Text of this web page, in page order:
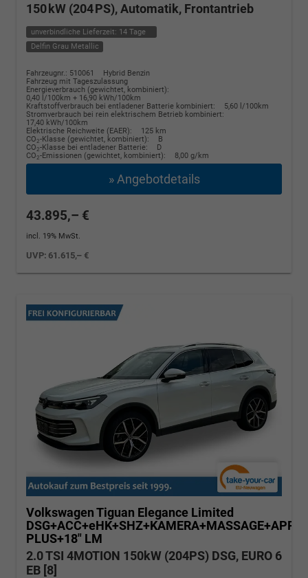
150 kW (204 PS), Automatik, Frontantrieb
unverbindliche Lieferzeit: 14 Tage
Delfin Grau Metallic
Fahrzeugnr.: 510061
Hybrid Benzin
Fahrzeug mit Tageszulassung
Energieverbrauch (gewichtet, kombiniert):
0,40 l/100km + 16,90 kWh/100km
Kraftstoffverbrauch bei entladener Batterie kombiniert:
5,60 l/100km
Stromverbrauch bei rein elektrischem Betrieb kombiniert:
17,40 kWh/100km
Elektrische Reichweite (EAER):
125 km
CO2-Klasse (gewichtet, kombiniert):
B
CO2-Klasse bei entladener Batterie:
D
CO2-Emissionen (gewichtet, kombiniert): 8,00 g/km
» Angebotdetails
43.895,– €
incl. 19% MwSt.
UVP: 61.615,– €
Volkswagen Tiguan Elegance Limited
PLUS+18" LM
2.0 TSI 4MOTION 150kW (204PS) DSG, EURO 6
EB [8]